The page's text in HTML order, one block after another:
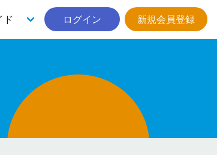
ド ログイン 新規会員登録